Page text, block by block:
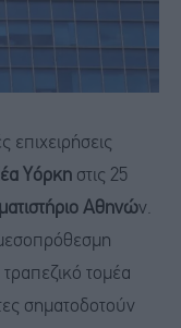
επιχειρήσεις
Υόρκη στις 25
Αθηνών.
τομέα
σηματοδοτούν